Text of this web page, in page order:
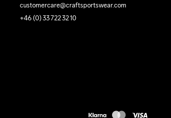
customercare@craftsportswear.com
+46 (0) 33 722 32 10